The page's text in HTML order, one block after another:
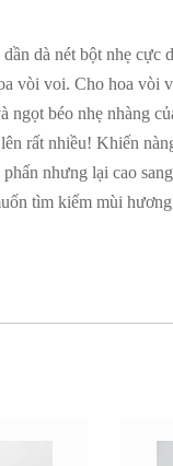
dà nét bột nhẹ cực
vòi voi. Cho hoa vòi
béo nhẹ nhàng
rất nhiều! Khiến
nhưng lại cao
tìm kiếm mùi